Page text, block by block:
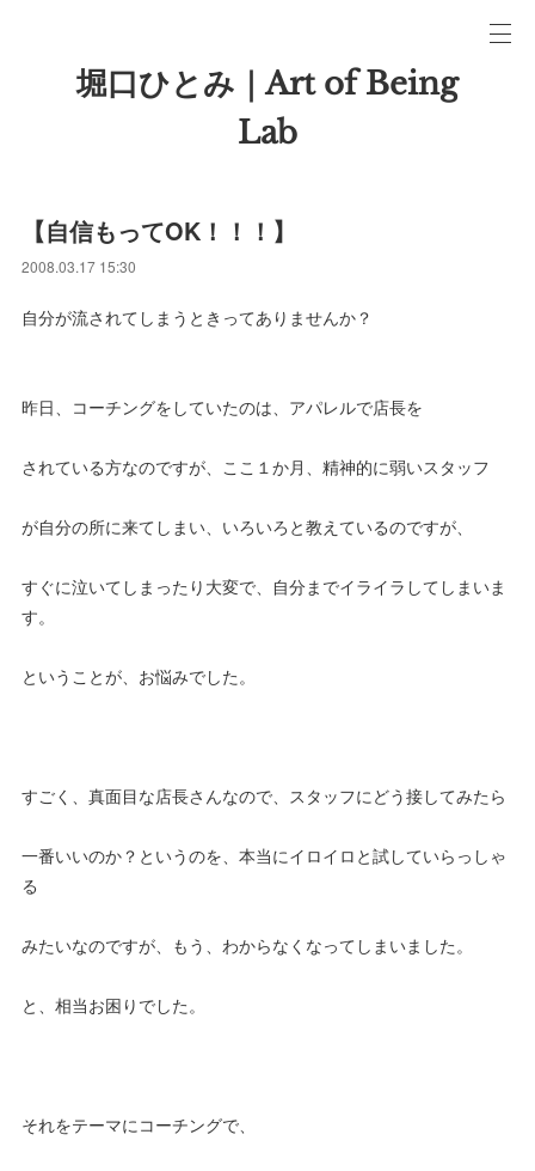
堀口ひとみ｜Art of Being
Lab
【自信もってOK！！！】
2008.03.17 15:30
自分が流されてしまうときってありませんか？
昨日、コーチングをしていたのは、アパレルで店長を
されている方なのですが、ここ１か月、精神的に弱いスタッフ
が自分の所に来てしまい、いろいろと教えているのですが、
すぐに泣いてしまったり大変で、自分までイライラしてしまいま
す。
ということが、お悩みでした。
すごく、真面目な店長さんなので、スタッフにどう接してみたら
一番いいのか？というのを、本当にイロイロと試していらっしゃ
る
みたいなのですが、もう、わからなくなってしまいました。
と、相当お困りでした。
それをテーマにコーチングで、